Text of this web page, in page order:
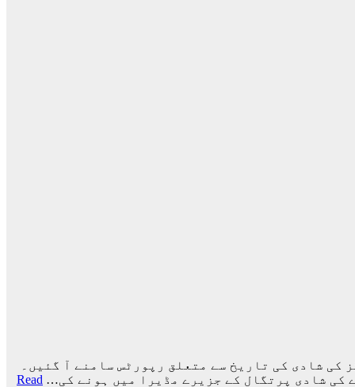
کی شادی کی تاریخ سے متعلق رپورٹس سامنے آ گئیں۔
کی شادی پرتگال کے جزیرے مڈیرا میں ہونے کی… Read